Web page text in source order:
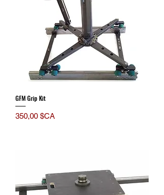
GFM Grip Kit
Prix
350,00 $CA